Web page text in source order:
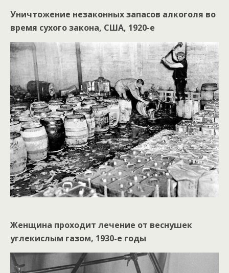
Уничтожение незаконных запасов алкоголя во
время сухого закона, США, 1920-е
Женщина проходит лечение от веснушек
углекислым газом, 1930-е годы